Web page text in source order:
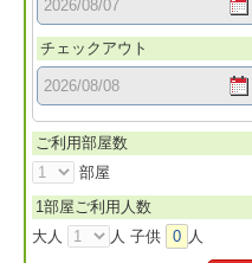
チェックアウト
ご利用部屋数
部屋
1部屋ご利用人数
大人
人 子供 0 人